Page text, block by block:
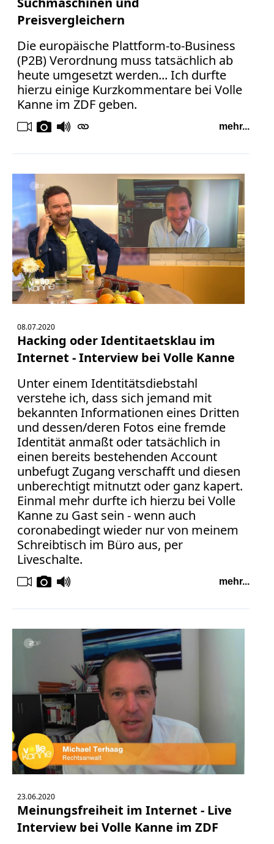
Preisvergleichern
Die europäische Plattform-to-Business
(P2B) Verordnung muss tatsächlich ab
heute umgesetzt werden... Ich durfte
hierzu einige Kurzkommentare bei Volle
Kanne im ZDF geben.
mehr...
08.07.2020
Hacking oder Identitaetsklau im
Internet - Interview bei Volle Kanne
Unter einem Identitätsdiebstahl
verstehe ich, dass sich jemand mit
bekannten Informationen eines Dritten
und dessen/deren Fotos eine fremde
Identität anmaßt oder tatsächlich in
einen bereits bestehenden Account
unbefugt Zugang verschafft und diesen
unberechtigt mitnutzt oder ganz kapert.
Einmal mehr durfte ich hierzu bei Volle
Kanne zu Gast sein - wenn auch
coronabedingt wieder nur von meinem
Schreibtisch im Büro aus, per
Liveschalte.
mehr...
23.06.2020
Meinungsfreiheit im Internet - Live
Interview bei Volle Kanne im ZDF